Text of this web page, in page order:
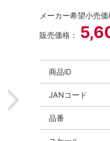
メーカー希望小売価
販売価格：
商品ID
JANコード
品番